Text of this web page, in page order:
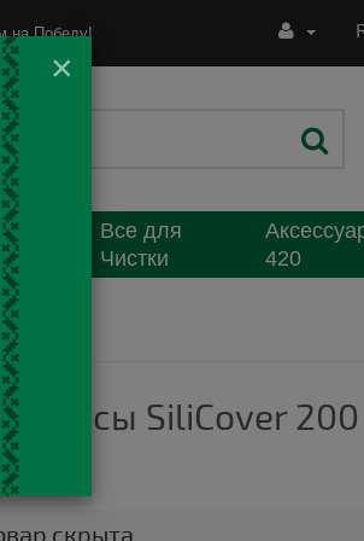
на Победу!
Все для
Чистки
420
весы SiliCover 200
×